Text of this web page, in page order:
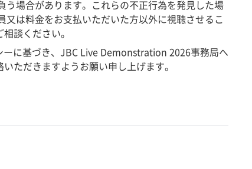
う場合があります。これらの不正行為を発見した場
は料金をお支払いただいた方以外に視聴させるこ
談ください。
ーに基づき、JBC Live Demonstration 2026事務局へ
いただきますようお願い申し上げます。